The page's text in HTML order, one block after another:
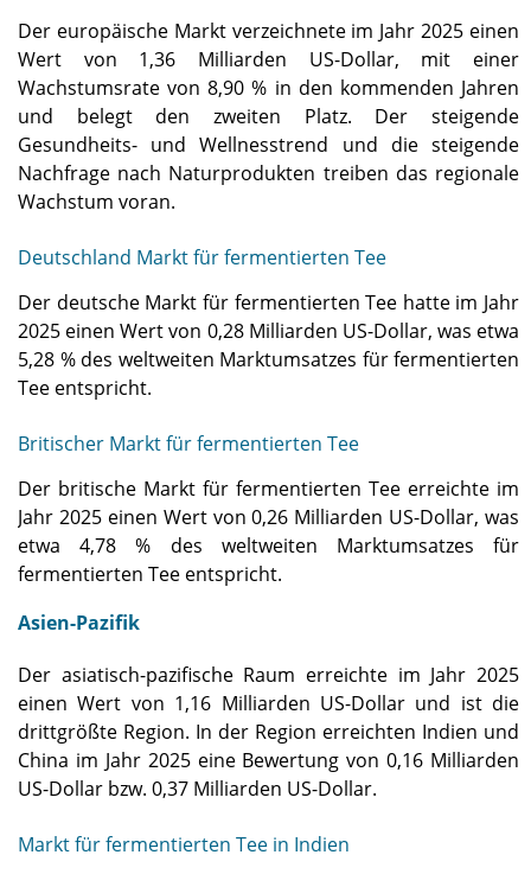
Der europäische Markt verzeichnete im Jahr 2025 einen
Wert von 1,36 Milliarden US-Dollar, mit einer
Wachstumsrate von 8,90 % in den kommenden Jahren
und belegt den zweiten Platz. Der steigende
Gesundheits- und Wellnesstrend und die steigende
Nachfrage nach Naturprodukten treiben das regionale
Wachstum voran.
Deutschland Markt für fermentierten Tee
Der deutsche Markt für fermentierten Tee hatte im Jahr
2025 einen Wert von 0,28 Milliarden US-Dollar, was etwa
5,28 % des weltweiten Marktumsatzes für fermentierten
Tee entspricht.
Britischer Markt für fermentierten Tee
Der britische Markt für fermentierten Tee erreichte im
Jahr 2025 einen Wert von 0,26 Milliarden US-Dollar, was
etwa 4,78 % des weltweiten Marktumsatzes für
fermentierten Tee entspricht.
Asien-Pazifik
Der asiatisch-pazifische Raum erreichte im Jahr 2025
einen Wert von 1,16 Milliarden US-Dollar und ist die
drittgrößte Region. In der Region erreichten Indien und
China im Jahr 2025 eine Bewertung von 0,16 Milliarden
US-Dollar bzw. 0,37 Milliarden US-Dollar.
Markt für fermentierten Tee in Indien